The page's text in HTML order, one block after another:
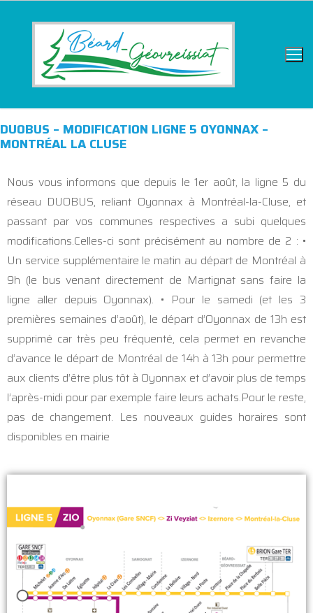
DUOBUS – MODIFICATION LIGNE 5 OYONNAX –
MONTRÉAL LA CLUSE
Nous vous informons que depuis le 1er août, la ligne 5 du
réseau DUOBUS, reliant Oyonnax à Montréal-la-Cluse, et
passant par vos communes respectives a subi quelques
modifications.Celles-ci sont précisément au nombre de 2 : •
Un service supplémentaire le matin au départ de Montréal à
9h (le bus venant directement de Martignat sans faire la
ligne aller depuis Oyonnax). • Pour le samedi (et les 3
premières semaines d’août), le départ d’Oyonnax de 13h est
supprimé car très peu fréquenté, cela permet en revanche
d’avance le départ de Montréal de 14h à 13h pour permettre
aux clients d’être plus tôt à Oyonnax et d’avoir plus de temps
l’après-midi pour par exemple faire leurs achats.Pour le reste,
pas de changement. Les nouveaux guides horaires sont
disponibles en mairie